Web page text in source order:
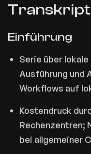
Transkript
Einführung
Serie über lokale
Ausführung und
Workflows auf
Kostendruck
Rechenzentren;
bei allgemeiner